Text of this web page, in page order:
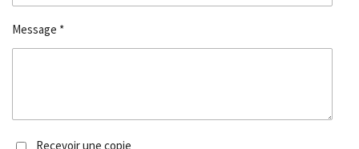
Message *
Recevoir une copie